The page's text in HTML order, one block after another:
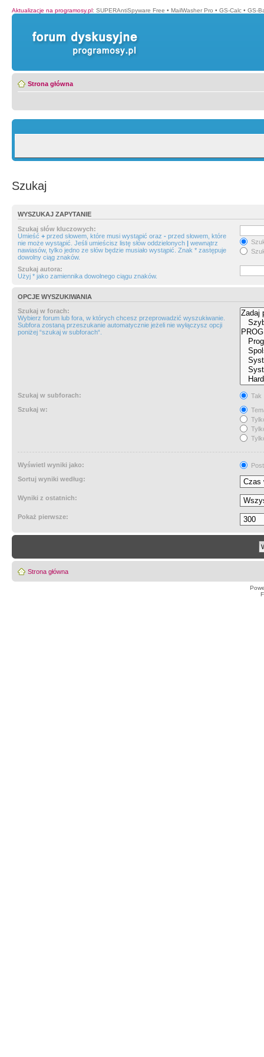
Aktualizacje na programosy.pl: SUPERAntiSpyware Free • MailWasher Pro • GS-Calc • GS-
Strona główna
Szukaj
WYSZUKAJ ZAPYTANIE
Szukaj słów kluczowych:
Umieść + przed słowem, które musi wystąpić oraz - przed słowem, które
nie może wystąpić. Jeśli umieścisz listę słów oddzielonych | wewnątrz
nawiasów, tylko jedno ze słów będzie musiało wystąpić. Znak * zastępuje
dowolny ciąg znaków.
Szukaj autora:
Użyj * jako zamiennika dowolnego ciągu znaków.
OPCJE WYSZUKIWANIA
Szukaj w forach:
Wybierz forum lub fora, w których chcesz przeprowadzić wyszukiwanie.
Subfora zostaną przeszukanie automatycznie jeżeli nie wyłączysz opcji
poniżej “szukaj w subforach“.
Szukaj w subforach:
Tak
Szukaj w:
Wyświetl wyniki jako:
Sortuj wyniki według:
Wyniki z ostatnich:
Pokaż pierwsze:
Strona główna